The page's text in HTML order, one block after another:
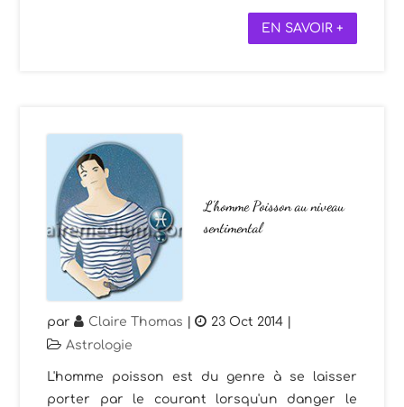
EN SAVOIR +
L’homme Poisson au niveau
sentimental
par Claire Thomas | 23 Oct 2014
Astrologie
L'homme poisson est du genre à se laisser
porter par le courant lorsqu'un danger le